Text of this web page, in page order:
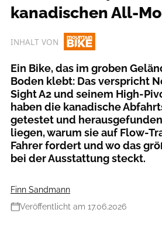
kanadischen All-
INHALT VON
Ein Bike, das im groben
Boden klebt: Das verspricht
Sight A2 und seinem High-
haben die kanadische
getestet und
liegen, warum sie auf Flow-
Fahrer fordert und wo das
bei der Ausstattung steckt.
Finn Sandmann
Veröffentlicht am 17.06.2026